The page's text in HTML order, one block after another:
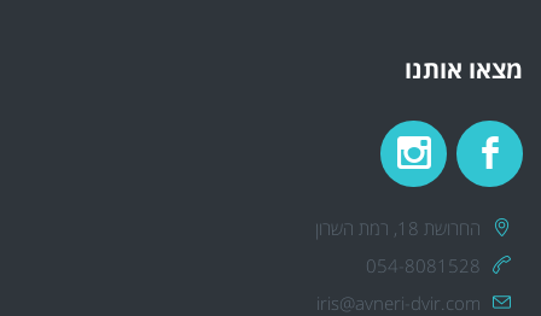
מצאו אותנו
החרושת 18, רמת השרון
054-8081528
iris@avneri-dvir.com